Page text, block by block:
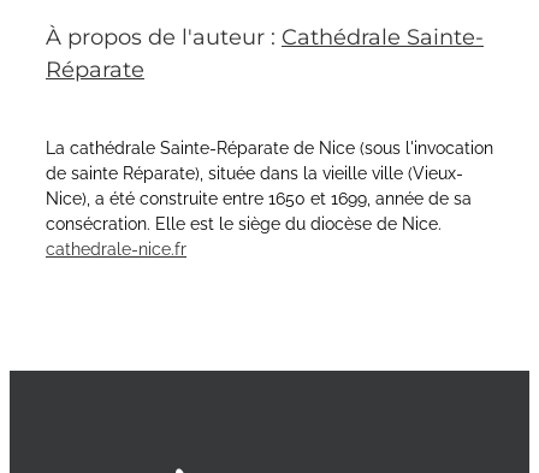
À propos de l'auteur : Cathédrale Sainte-
Réparate
La cathédrale Sainte-Réparate de Nice (sous l'invocation
de sainte Réparate), située dans la vieille ville (Vieux-
Nice), a été construite entre 1650 et 1699, année de sa
consécration. Elle est le siège du diocèse de Nice.
cathedrale-nice.fr